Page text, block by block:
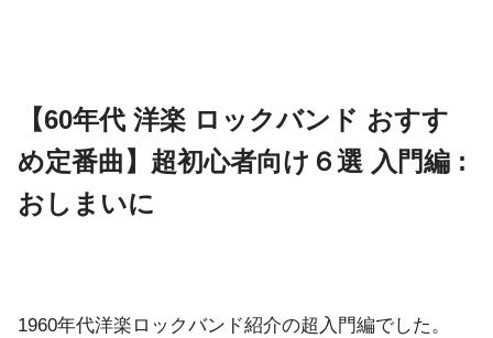
【60年代 洋楽 ロックバンド おすす
め定番曲】超初心者向け６選 入門編 :
おしまいに
1960年代洋楽ロックバンド紹介の超入門編でした。